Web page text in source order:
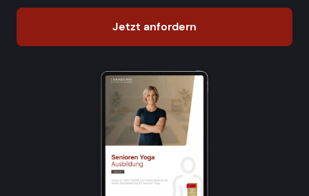
Jetzt anfordern